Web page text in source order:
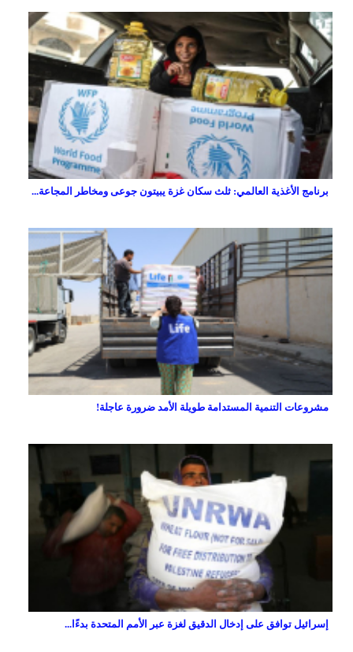
برنامج الأغذية العالمي: ثلث سكان غزة يبيتون جوعى ومخاطر المجاعة...
مشروعات التنمية المستدامة طويلة الأمد ضرورة عاجلة!
إسرائيل توافق على إدخال الدقيق لغزة عبر الأمم المتحدة بدءًا...